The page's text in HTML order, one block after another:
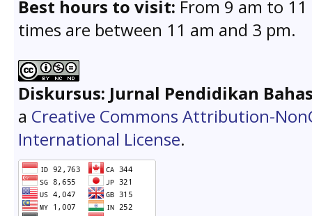
Best hours to visit: From 9 am to
times are between 11 am and 3 pm.
Diskursus: Jurnal Pendidikan
a Creative Commons Attribution-
International License.